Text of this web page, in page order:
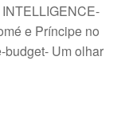
e Príncipe no
budget- Um olhar